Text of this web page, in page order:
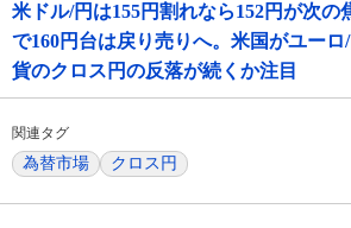
米ドル/円は155円割れなら152円が次の
で160円台は戻り売りへ。米国がユー
貨のクロス円の反落が続くか注目
関連タグ
為替市場 クロス円